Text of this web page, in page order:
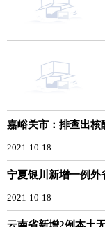
嘉峪关市：排查出核
2021-10-18
宁夏银川新增一例外
2021-10-18
云南省新增2例本土